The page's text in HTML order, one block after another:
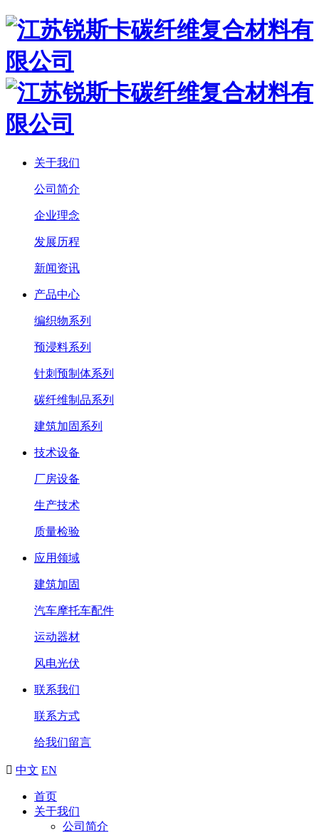
关于我们
公司简介
企业理念
发展历程
新闻资讯
产品中心
编织物系列
预浸料系列
针刺预制体系列
碳纤维制品系列
建筑加固系列
技术设备
厂房设备
生产技术
质量检验
应用领域
建筑加固
汽车摩托车配件
运动器材
风电光伏
联系我们
联系方式
给我们留言
 中文 EN
首页
关于我们
公司简介